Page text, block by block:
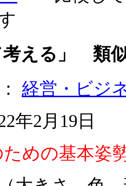
考える」 類
経営・ビジ
年2月19日
ための基本姿